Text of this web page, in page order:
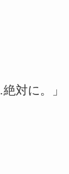
対に。」